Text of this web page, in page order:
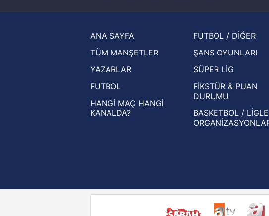
Reddet
Ziraat Türkiye Kupası haberleri
UEFA Şampiyonlar Ligi haberleri
UEFA Avrupa Ligi haberleri
UEFA Konferans Ligi haberleri
ANA SAYFA
TÜM MANŞETLER
YAZARLAR
FUTBOL
HANGİ MAÇ HANGİ
KANALDA?
FUTBOL / DİĞER
ŞANS OYUNLARI
SÜPER LİG
FİKSTÜR & PUAN
DURUMU
BASKETBOL /